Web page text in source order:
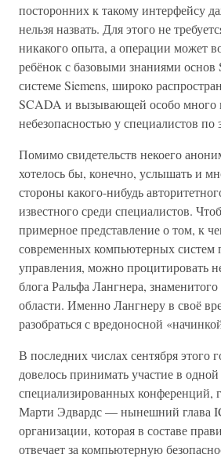
посторонних к такому интерфейсу
нельзя назвать. Для этого не
никакого опыта, а операции может
ребёнок с базовыми знаниями основ
системе Siemens, широко
SCADA и вызывающей особо много
небезопасностью у специалистов
Помимо свидетельств некоего
хотелось бы, конечно, услышать и
стороны какого-нибудь
известного среди специалистов.
примерное представление о том, к
современных компьютерных
управления, можно процитировать
блога Ральфа Лангнера,
области. Именно Лангнеру в своё
разобраться с вредоносной
В последних числах сентября этого
довелось принимать участие в одной
специализированных конференций,
Марти Эдвардс — нынешний глава
организации, которая в составе
отвечает за компьютерную